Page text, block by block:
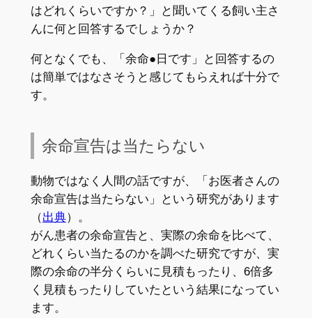
はどれくらいですか？」と聞いてくる飼い主さ
んに何と回答するでしょうか？
何となくでも、「余命●日です」と回答するの
は簡単ではなさそうと感じてもらえれば十分で
す。
余命宣告は当たらない
動物ではなく人間の話ですが、「お医者さんの
余命宣告は当たらない」という研究があります
（出典）。
がん患者の余命宣告と、実際の余命を比べて、
どれくらい当たるのかを調べた研究ですが、実
際の余命の半分くらいに見積もったり、6倍多
く見積もったりしていたという結果になってい
ます。